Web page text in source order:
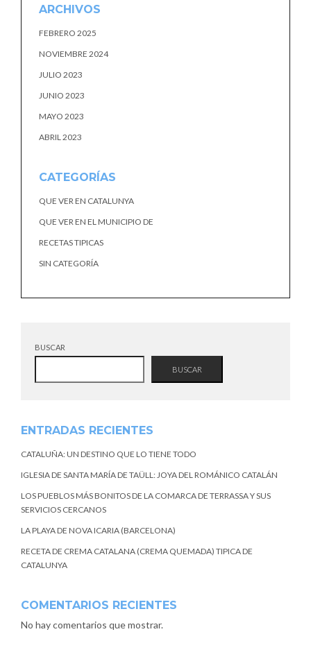
ARCHIVOS
FEBRERO 2025
NOVIEMBRE 2024
JULIO 2023
JUNIO 2023
MAYO 2023
ABRIL 2023
CATEGORÍAS
QUE VER EN CATALUNYA
QUE VER EN EL MUNICIPIO DE
RECETAS TIPICAS
SIN CATEGORÍA
BUSCAR
BUSCAR
ENTRADAS RECIENTES
CATALUÑA: UN DESTINO QUE LO TIENE TODO
IGLESIA DE SANTA MARÍA DE TAÜLL: JOYA DEL ROMÁNICO CATALÁN
LOS PUEBLOS MÁS BONITOS DE LA COMARCA DE TERRASSA Y SUS
SERVICIOS CERCANOS
LA PLAYA DE NOVA ICARIA (BARCELONA)
RECETA DE CREMA CATALANA (CREMA QUEMADA) TIPICA DE
CATALUNYA
COMENTARIOS RECIENTES
No hay comentarios que mostrar.